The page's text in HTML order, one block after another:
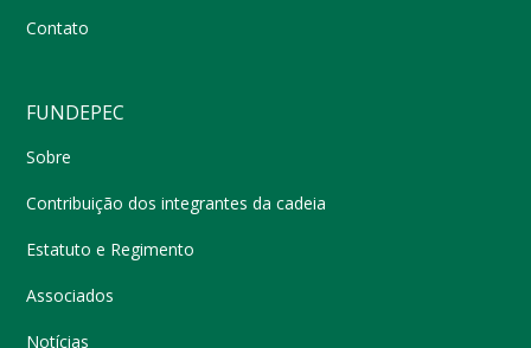
Contato
FUNDEPEC
Sobre
Contribuição dos integrantes da cadeia
Estatuto e Regimento
Associados
Notícias